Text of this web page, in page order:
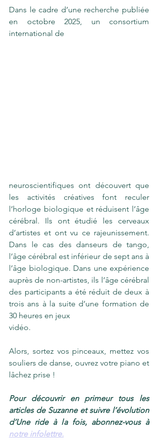
Dans le cadre d’une recherche publiée
en octobre 2025, un consortium
international de
neuroscientifiques ont découvert que
les activités créatives font reculer
l’horloge biologique et réduisent l’âge
cérébral. Ils ont étudié les cerveaux
d’artistes et ont vu ce rajeunissement.
Dans le cas des danseurs de tango,
l’âge cérébral est inférieur de sept ans à
l’âge biologique. Dans une expérience
auprès de non-artistes, ils l’âge cérébral
des participants a été réduit de deux à
trois ans à la suite d’une formation de
30 heures en jeux
vidéo.
Alors, sortez vos pinceaux, mettez vos
souliers de danse, ouvrez votre piano et
lâchez prise !
Pour découvrir en primeur tous les
articles de Suzanne et suivre l’évolution
d’Une ride à la fois, abonnez-vous à
notre infolettre.